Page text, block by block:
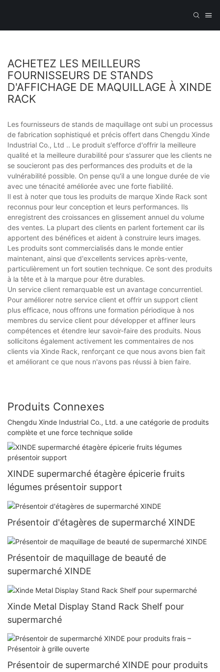
ACHETEZ LES MEILLEURS
FOURNISSEURS DE STANDS
D'AFFICHAGE DE MAQUILLAGE À XINDE
RACK
Les fournisseurs de stands de maquillage ont subi un processus
de fabrication sophistiqué et précis offert dans Chengdu Xinde
Industrial Co., Ltd .. Le produit s'efforce d'offrir la meilleure
qualité et la meilleure durabilité pour s'assurer que les clients ne
se soucieront pas des performances des produits et de la
vulnérabilité possible. On pense qu'il a une longue durée de vie
avec une ténacité améliorée avec une forte fiabilité.
Il est à noter que tous les produits de marque Xinde Rack sont
reconnus pour leur conception et leurs performances. Ils
enregistrent des croissances en glissement annuel du volume
des ventes. La plupart des clients en parlent fortement car ils
apportent des bénéfices et aident à construire leurs images.
Les produits sont commercialisés dans le monde entier
maintenant, ainsi que d'excellents services après-vente,
particulièrement un fort soutien technique. Ce sont des produits
à la tête et à la marque pour être durables.
Un service client remarquable est un avantage concurrentiel.
Pour améliorer notre service client et offrir un support client
plus efficace, nous offrons une formation périodique à nos
membres du service client pour développer et affiner leurs
compétences et étendre leur savoir-faire des produits. Nous
sollicitons également activement les commentaires de nos
clients via Xinde Rack, renforçant ce que nous avons bien fait
et améliorant ce que nous n'avons pas réussi à bien faire.
Produits Connexes
Chengdu Xinde Industrial Co., Ltd. a une catégorie de produits
complète et une force technique solide
XINDE supermarché étagère épicerie fruits
légumes présentoir support
Présentoir d'étagères de supermarché XINDE
Présentoir de maquillage de beauté de
supermarché XINDE
Xinde Metal Display Stand Rack Shelf pour
supermarché
Présentoir de supermarché XINDE pour produits